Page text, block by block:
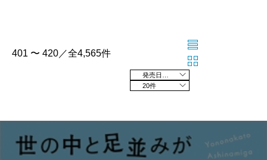
401 〜 420／全4,565件
20件